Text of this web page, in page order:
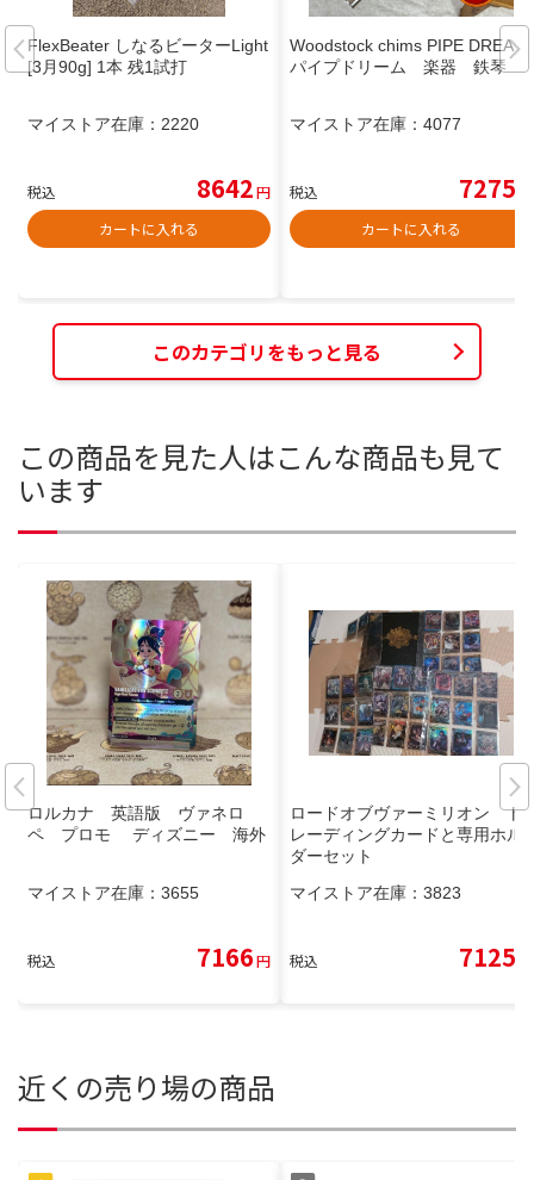
FlexBeater しなるビーターLight
[3月90g] 1本 残1試打
マイストア在庫： 2220
税込 8642円
カートに入れる
Woodstock chims PIPE DREAM
パイプドリーム 楽器 鉄琴
マイストア在庫： 4077
税込 7275
カートに入れる
このカテゴリをもっと見る
この商品を見た人はこんな商品も見て
います
ロルカナ 英語版 ヴァネロ
ペ プロモ ディズニー 海外
マイストア在庫： 3655
税込 7166円
ロードオブヴァーミリオン ト
レーディングカードと専用ホル
ダーセット
マイストア在庫： 3823
税込 7125
近くの売り場の商品